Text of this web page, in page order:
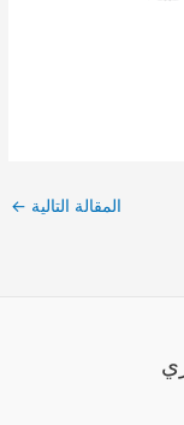
المقالة التالية ←